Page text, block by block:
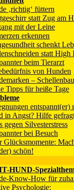
‚richtig‘ füttern
statt Zug am
mit der Leine
erkennen
schenkt
statt High
beim Tierarzt
von Hunden
–
Tipps für heiße Tage
entspannt(er)
in Angst? Hilfe
gegen Silvesterstress
bei Besuch
Glücksmomente:
schön!
HUND-
Know-How für
Psychologie: